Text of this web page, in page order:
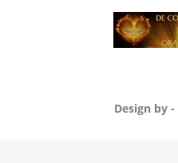
Design by -